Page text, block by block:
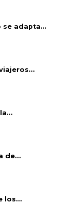
adapta...
de...
los...